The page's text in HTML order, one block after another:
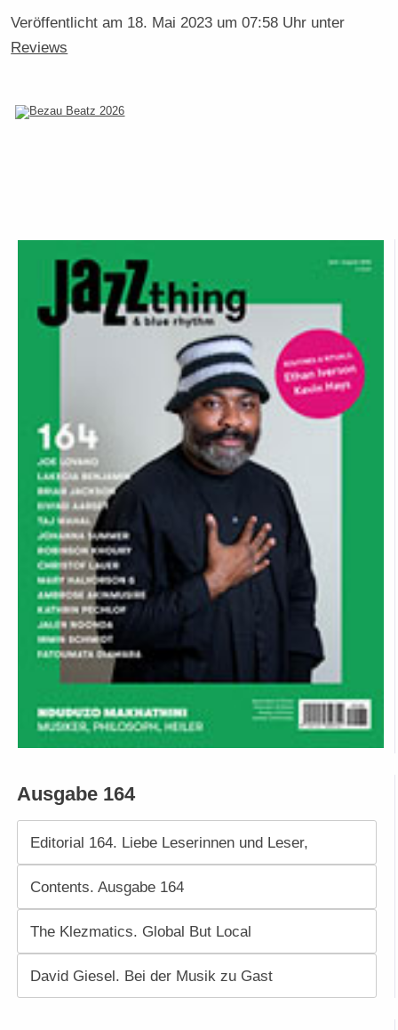
Veröffentlicht am 18. Mai 2023 um 07:58 Uhr unter
Reviews
Ausgabe 164
Editorial 164. Liebe Leserinnen und Leser,
Contents. Ausgabe 164
The Klezmatics. Global But Local
David Giesel. Bei der Musik zu Gast